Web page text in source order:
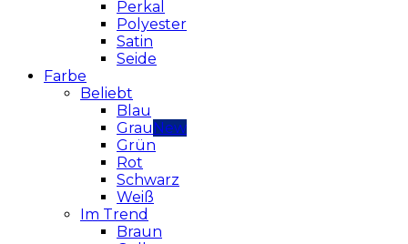
Perkal
Polyester
Satin
Seide
Farbe
Beliebt
Blau
Grau
Grün
Rot
Schwarz
Weiß
Im Trend
Braun